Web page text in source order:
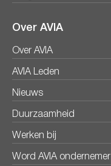
Over AVIA
Over AVIA
AVIA Leden
Nieuws
Duurzaamheid
Werken bij
Word AVIA ondernemer